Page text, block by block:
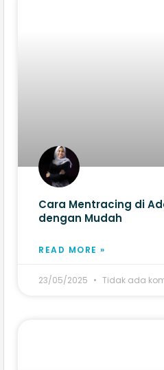
Cara Mentracing di
dengan Mudah
READ MORE »
23/05/2025 Tidak ada